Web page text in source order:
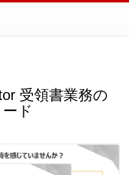
受領書業務の
ド